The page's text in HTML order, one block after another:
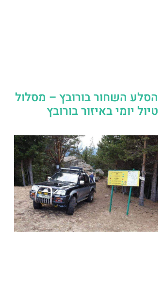
הסלע השחור בורובץ – מסלול
טיול יומי באיזור בורובץ